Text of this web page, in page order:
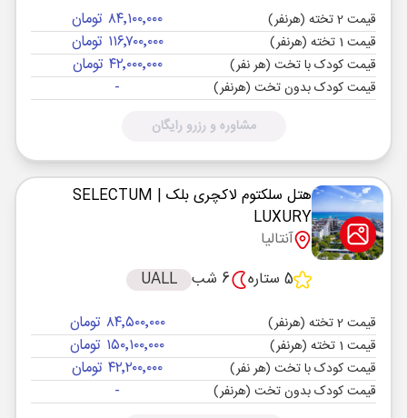
قیمت 2 تخته (هرنفر) ۸۴٬۱۰۰٬۰۰۰ تومان
قیمت 1 تخته (هرنفر) ۱۱۶٬۷۰۰٬۰۰۰ تومان
قیمت کودک با تخت (هر نفر) ۴۲٬۰۰۰٬۰۰۰ تومان
قیمت کودک بدون تخت (هرنفر) -
مشاوره و رزرو رایگان
هتل سلکتوم لاکچری بلک | SELECTUM
LUXURY
آنتالیا
5 ستاره
6 شب UALL
قیمت 2 تخته (هرنفر) ۸۴٬۵۰۰٬۰۰۰ تومان
قیمت 1 تخته (هرنفر) ۱۵۰٬۱۰۰٬۰۰۰ تومان
قیمت کودک با تخت (هر نفر) ۴۲٬۲۰۰٬۰۰۰ تومان
قیمت کودک بدون تخت (هرنفر) -